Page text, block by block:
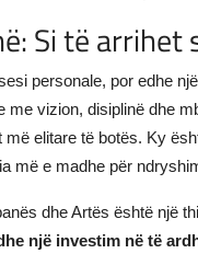
Si të
personale, por edhe një
me vizion, disiplinë dhe
elitare të botës. Ky
më e madhe për
dhe Artës është një
një investim në të